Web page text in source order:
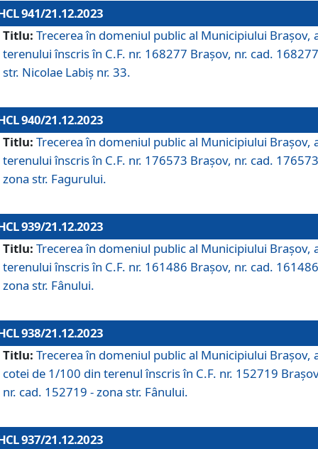
941/21.12.2023
Titlu: Trecerea în domeniul public al Municipiului Braşov,
terenului înscris în C.F. nr. 168277 Brașov, nr. cad.
str. Nicolae Labiș nr. 33.
940/21.12.2023
Titlu: Trecerea în domeniul public al Municipiului Braşov,
terenului înscris în C.F. nr. 176573 Brașov, nr. cad.
zona str. Fagurului.
939/21.12.2023
Titlu: Trecerea în domeniul public al Municipiului Braşov,
terenului înscris în C.F. nr. 161486 Brașov, nr. cad.
zona str. Fânului.
938/21.12.2023
Titlu: Trecerea în domeniul public al Municipiului Braşov,
cotei de 1/100 din terenul înscris în C.F. nr. 152719
nr. cad. 152719 - zona str. Fânului.
937/21.12.2023